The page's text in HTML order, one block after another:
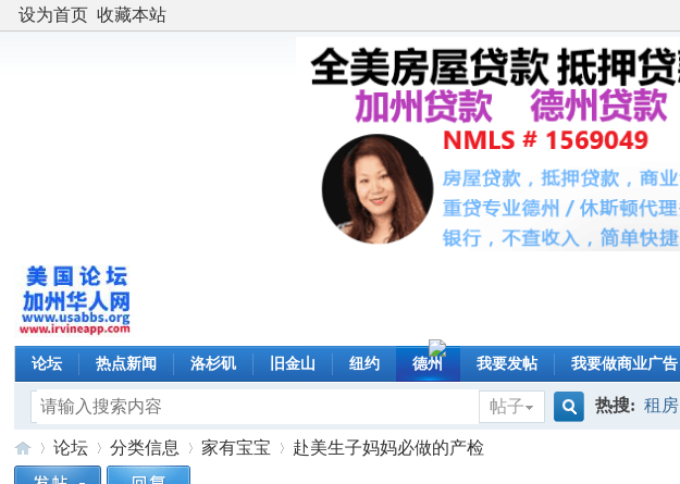
设为首页 收藏本站
论坛 热点新闻 洛杉矶 旧金山 纽约 德州 我要发帖 我要做商业广告
帖子
热搜: 租房
论坛 分类信息 家有宝宝 赴美生子妈妈必做的产检